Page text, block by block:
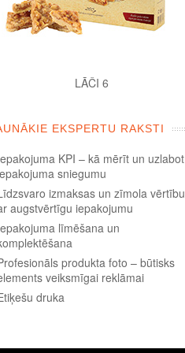
LĀČI 6
EKSPERTU RAKSTI
KPI – kā mērīt un uzlabot
sniegumu
izmaksas un zīmola vērtību
augstvērtīgu iepakojumu
līmēšana un
produkta foto – būtisks
veiksmīgai reklāmai
druka